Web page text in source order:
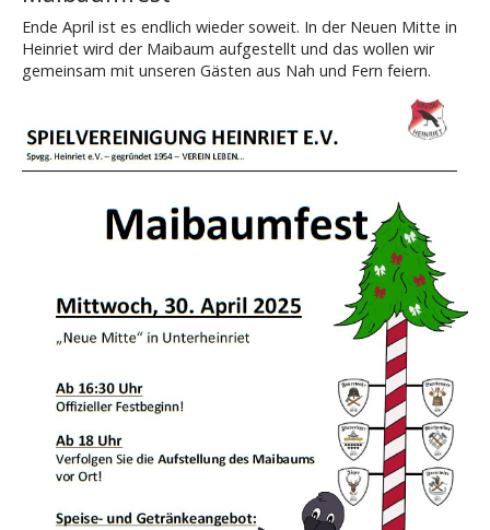
Ende April ist es endlich wieder soweit. In der Neuen Mitte in
Heinriet wird der Maibaum aufgestellt und das wollen wir
gemeinsam mit unseren Gästen aus Nah und Fern feiern.